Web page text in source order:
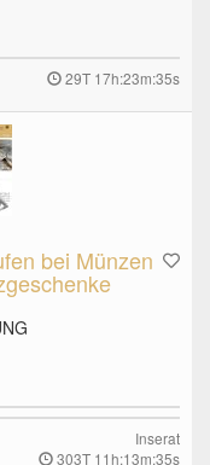
29T 17h:23m:34s
bei Münzen
Inserat
303T 11h:13m:34s